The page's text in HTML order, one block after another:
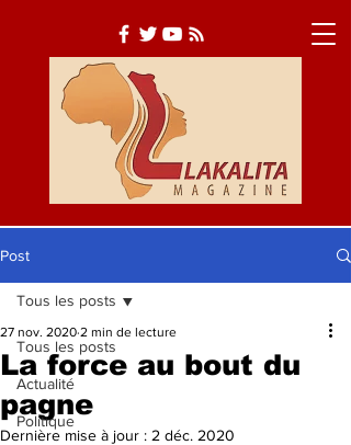
Actualité
Société
Culture
Post
Tous les posts
Actualité
Politique
Tous les posts
La force au bout du
pagne
27 nov. 2020 2 min de lecture
Dernière mise à jour : 2 déc. 2020